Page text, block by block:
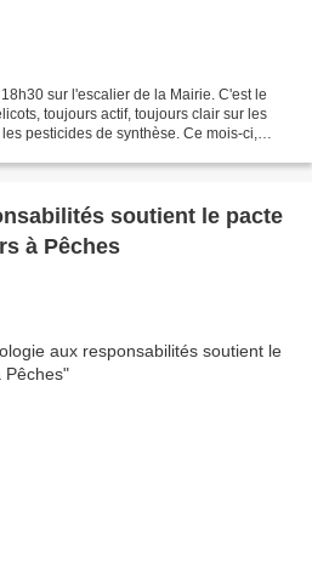
sur l'escalier de la Mairie. C'est le
toujours actif, toujours clair sur les
pesticides de synthèse. Ce mois-ci,
soutient le pacte
à Pêches